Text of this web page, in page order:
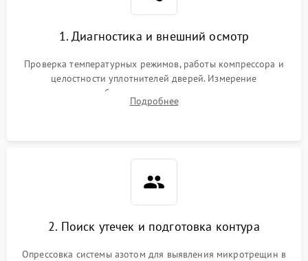
1. Диагностика и внешний осмотр
Проверка температурных режимов, работы компрессора и
целостности уплотнителей дверей. Измерение
сопротивления обмоток мотора, проверка термостата и
считывание кодов ошибок с электронного дисплея.
Подробнее
2. Поиск утечек и подготовка контура
Опрессовка системы азотом для выявления микротрещин в